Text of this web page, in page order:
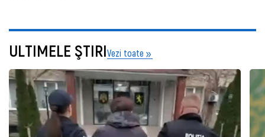
ULTIMELE ŞTIRIVezi toate